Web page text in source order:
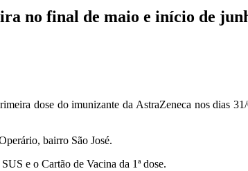
no final de maio e início de
dose do imunizante da AstraZeneca nos dias
bairro São José.
e o Cartão de Vacina da 1ª dose.